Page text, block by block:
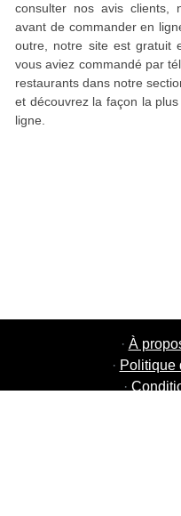
consulter nos avis clients,
avant de commander en
outre, notre site est gratuit
vous aviez commandé par
restaurants dans notre
et découvrez la façon la
ligne.
· À
· Politique
·